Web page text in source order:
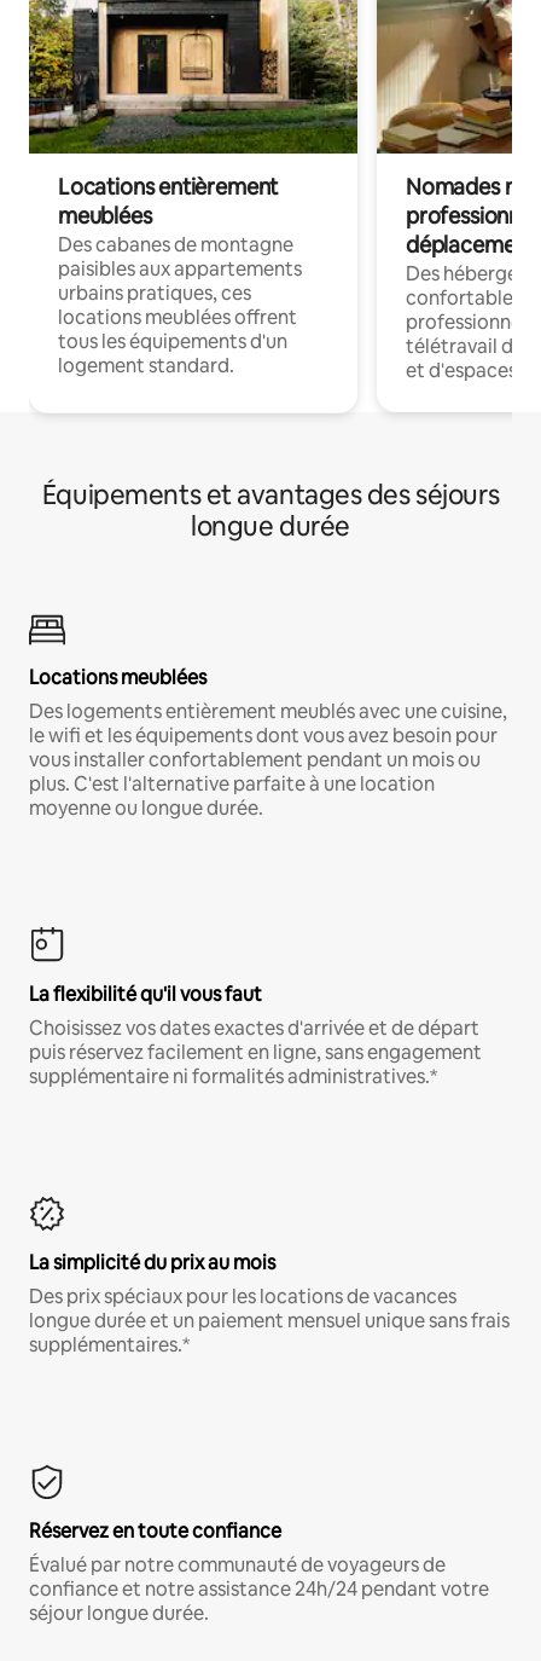
Locations entièrement
meublées
Des cabanes de montagne
paisibles aux appartements
urbains pratiques, ces
locations meublées offrent
tous les équipements d'un
logement standard.
Nomades
déplacement
Des
confortables
professionnels
télétravail
et d'espaces
Équipements et avantages des séjours
longue durée
Locations meublées
Des logements entièrement meublés avec une cuisine,
le wifi et les équipements dont vous avez besoin pour
vous installer confortablement pendant un mois ou
plus. C'est l'alternative parfaite à une location
moyenne ou longue durée.
La flexibilité qu'il vous faut
Choisissez vos dates exactes d'arrivée et de départ
puis réservez facilement en ligne, sans engagement
supplémentaire ni formalités administratives.*
La simplicité du prix au mois
Des prix spéciaux pour les locations de vacances
longue durée et un paiement mensuel unique sans frais
supplémentaires.*
Réservez en toute confiance
Évalué par notre communauté de voyageurs de
confiance et notre assistance 24h/24 pendant votre
séjour longue durée.